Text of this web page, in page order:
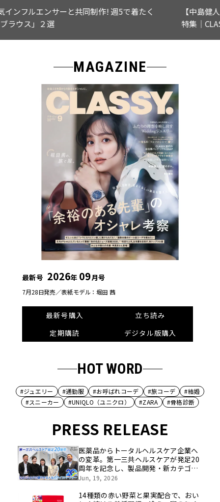
【中島健人さん登場】余裕のある先輩の「オシャレ」大
特集｜CLASSY.9月号発売
MAGAZINE
最新号 2026年 09月号
7月28日発売／表紙モデル：堀田 茜
最新号購入
立ち読み
定期購読
デジタル版購入
HOT WORD
#ジュエリー #通勤服 #お呼ばれコーデ #旅コーデ
#結婚
#スニーカー
#UNIQLO（ユニクロ） #ZARA #骨格診断
PRESS RELEASE
医薬品からトータルヘルスケア企業へ
の変革。第一三共ヘルスケアが発足20
周年を記念し、製品開発・新カテゴリ
挑戦の舞台や旧社統合時のエピソード
像を公開！
Jun, 19, 2026
14種類の赤い野菜と果実配合で、おい